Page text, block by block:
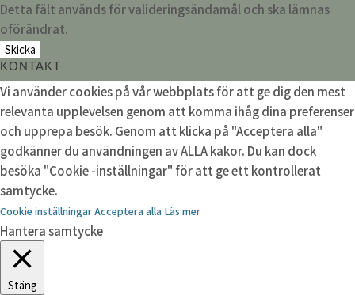
Detta fält används för valideringsändamål och ska lämnas
oförändrat.
KONTAKT
Vi använder cookies på vår webbplats för att ge dig den mest
relevanta upplevelsen genom att komma ihåg dina preferenser
och upprepa besök. Genom att klicka på "Acceptera alla"
godkänner du användningen av ALLA kakor. Du kan dock
besöka "Cookie -inställningar" för att ge ett kontrollerat
samtycke.
Cookie inställningarAcceptera alla Läs mer
Hantera samtycke
Stäng